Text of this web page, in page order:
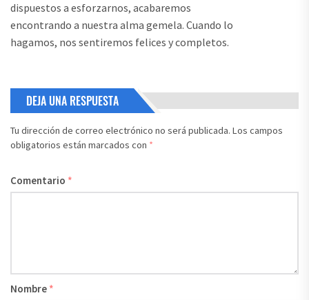
dispuestos a esforzarnos, acabaremos
encontrando a nuestra alma gemela. Cuando lo
hagamos, nos sentiremos felices y completos.
DEJA UNA RESPUESTA
Tu dirección de correo electrónico no será publicada. Los campos
obligatorios están marcados con *
Comentario *
Nombre *